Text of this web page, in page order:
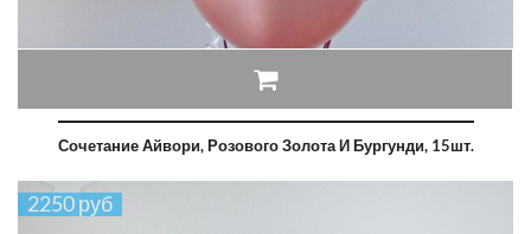
Сочетание Айвори, Розового Золота И Бургунди, 15шт.
2250 руб